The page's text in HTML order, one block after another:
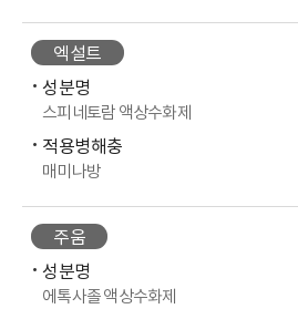
엑설트
성분명
스피네토람 액상수화제
적용병해충
매미나방
주움
성분명
에톡사졸 액상수화제